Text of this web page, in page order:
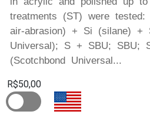
treatments (ST) were
air-abrasion) + Si (silane) +
Universal); S + SBU; SBU;
(Scotchbond Universal...
R$50,00